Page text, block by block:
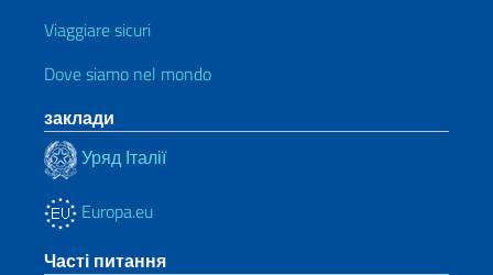
Viaggiare sicuri
Dove siamo nel mondo
заклади
Уряд Італії
Europa.eu
Часті питання